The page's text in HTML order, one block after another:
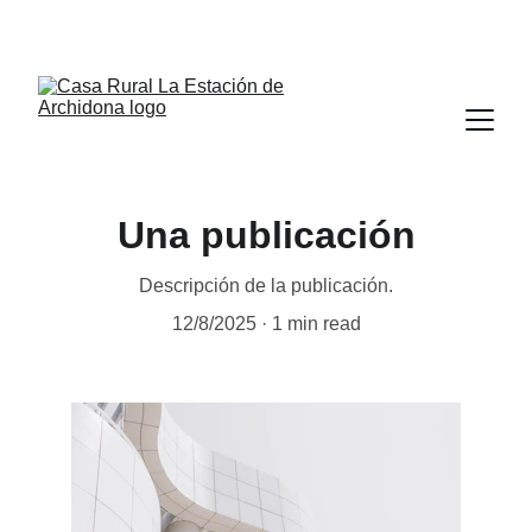
Una publicación
Descripción de la publicación.
12/8/2025
1 min read